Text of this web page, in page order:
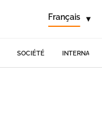
Français ▾
SOCIÉTÉ